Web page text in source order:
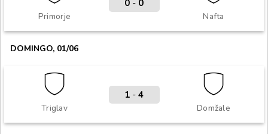
Primorje Nafta
0 - 0
DOMINGO, 01/06
Triglav Domžale
1 - 4